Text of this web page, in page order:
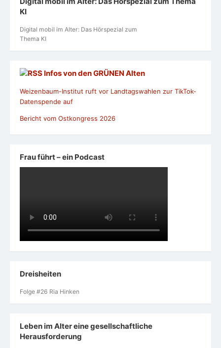
KI
Digital mobil im Alter: Das Hörspezial zum
Thema KI
Infos von den GRÜNEN Alten
Weizenbaum-Institut ruft vor Landtagswahlen zur TikTok-
Datenspende auf
Bericht vom Ostkongress 2026
Frau führt – ein Podcast
Dreisheiten
Folge #26 Ria Hinken
Leben im Alter eine gesellschaftliche
Herausforderung